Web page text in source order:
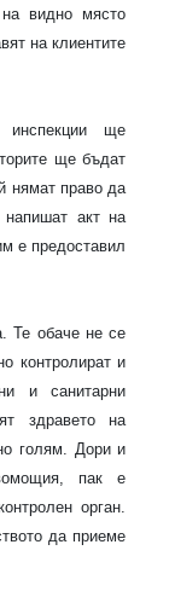
видно място
на клиентите
инспекции ще
ще бъдат
нямат право да
акт на
е предоставил
Те обаче не се
контролират и
и санитарни
здравето на
голям. Дори и
пак е
орган.
да приеме